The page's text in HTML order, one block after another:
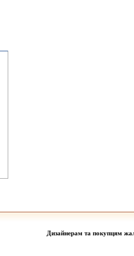
Дизайнерам та покупцям